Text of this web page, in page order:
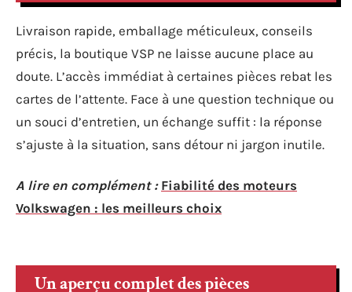
Livraison rapide, emballage méticuleux, conseils
précis, la boutique VSP ne laisse aucune place au
doute. L’accès immédiat à certaines pièces rebat les
cartes de l’attente. Face à une question technique ou
un souci d’entretien, un échange suffit : la réponse
s’ajuste à la situation, sans détour ni jargon inutile.
A lire en complément : Fiabilité des moteurs
Volkswagen : les meilleurs choix
Un aperçu complet des pièces